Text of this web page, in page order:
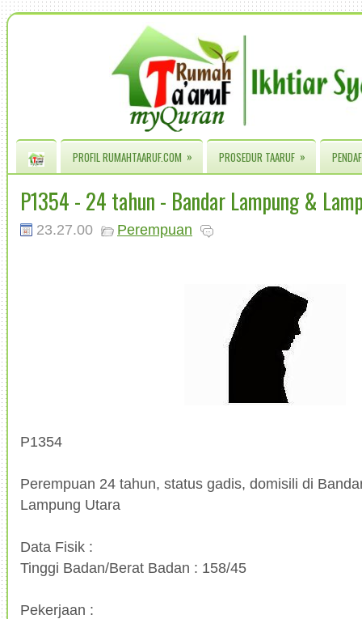
PROFIL RUMAHTAARUF.COM » PROSEDUR TAARUF »
P1354 - 24 tahun - Bandar Lampung &
23.27.00 Perempuan
P1354
Perempuan 24 tahun, status gadis, domisili di
Lampung Utara
Data Fisik :
Tinggi Badan/Berat Badan : 158/45
Pekerjaan :